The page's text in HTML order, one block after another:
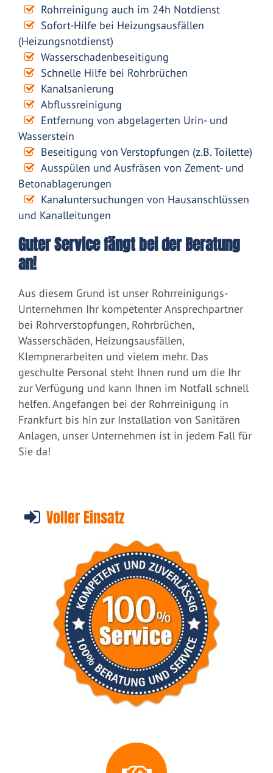
Rohrreinigung auch im 24h Notdienst
Sofort-Hilfe bei Heizungsausfällen
(Heizungsnotdienst)
Wasserschadenbeseitigung
Schnelle Hilfe bei Rohrbrüchen
Kanalsanierung
Abflussreinigung
Entfernung von abgelagerten Urin- und
Wasserstein
Beseitigung von Verstopfungen (z.B. Toilette)
Ausspülen und Ausfräsen von Zement- und
Betonablagerungen
Kanaluntersuchungen von Hausanschlüssen
und Kanalleitungen
Guter Service fängt bei der Beratung
an!
Aus diesem Grund ist unser Rohrreinigungs-
Unternehmen Ihr kompetenter Ansprechpartner
bei Rohrverstopfungen, Rohrbrüchen,
Wasserschäden, Heizungsausfällen,
Klempnerarbeiten und vielem mehr. Das
geschulte Personal steht Ihnen rund um die Ihr
zur Verfügung und kann Ihnen im Notfall schnell
helfen. Angefangen bei der Rohrreinigung in
Frankfurt bis hin zur Installation von Sanitären
Anlagen, unser Unternehmen ist in jedem Fall für
Sie da!
Voller Einsatz